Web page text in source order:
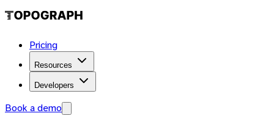
Pricing
Resources
Developers
Book a demo